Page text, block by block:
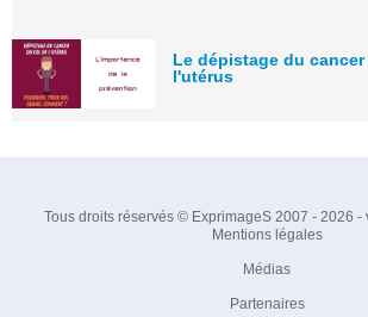
Le dépistage du
l'utérus
Tous droits réservés © ExprimageS 2007 - 2026 -
Mentions légales
Médias
Partenaires